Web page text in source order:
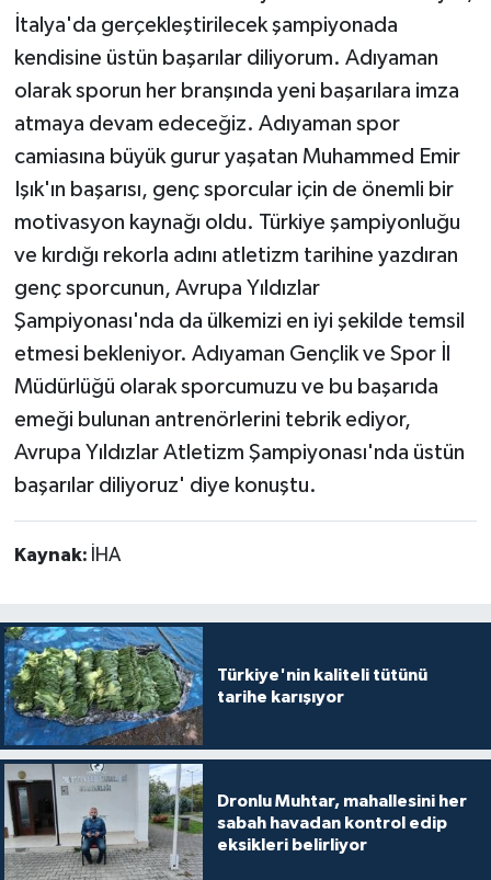
İtalya'da gerçekleştirilecek şampiyonada
kendisine üstün başarılar diliyorum. Adıyaman
olarak sporun her branşında yeni başarılara imza
atmaya devam edeceğiz. Adıyaman spor
camiasına büyük gurur yaşatan Muhammed Emir
Işık'ın başarısı, genç sporcular için de önemli bir
motivasyon kaynağı oldu. Türkiye şampiyonluğu
ve kırdığı rekorla adını atletizm tarihine yazdıran
genç sporcunun, Avrupa Yıldızlar
Şampiyonası'nda da ülkemizi en iyi şekilde temsil
etmesi bekleniyor. Adıyaman Gençlik ve Spor İl
Müdürlüğü olarak sporcumuzu ve bu başarıda
emeği bulunan antrenörlerini tebrik ediyor,
Avrupa Yıldızlar Atletizm Şampiyonası'nda üstün
başarılar diliyoruz' diye konuştu.
Kaynak: İHA
Türkiye'nin kaliteli tütünü
tarihe karışıyor
Dronlu Muhtar, mahallesini her
sabah havadan kontrol edip
eksikleri belirliyor